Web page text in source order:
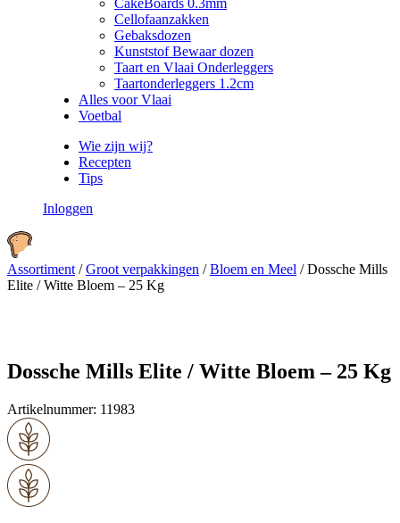
CakeBoards 0.3mm
Cellofaanzakken
Gebaksdozen
Kunststof Bewaar dozen
Taart en Vlaai Onderleggers
Taartonderleggers 1.2cm
Alles voor Vlaai
Voetbal
Wie zijn wij?
Recepten
Tips
Inloggen
Assortiment /Groot verpakkingen /Bloem en Meel /Dossche Mills
Elite / Witte Bloem – 25 Kg
Dossche Mills Elite / Witte Bloem – 25 Kg
Artikelnummer: 11983